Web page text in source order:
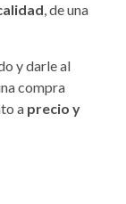
, de una
y darle al
compra
a precio y